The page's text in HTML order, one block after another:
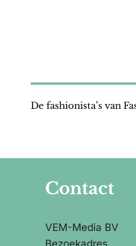
De fashionista’s van
Contact
VEM-Media BV
Bezoekadres